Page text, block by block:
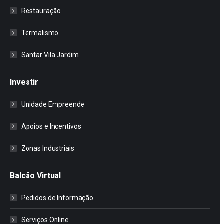
Restauração
Termalismo
Santar Vila Jardim
Investir
Unidade Empreende
Apoios e Incentivos
Zonas Industriais
Balcão Virtual
Pedidos de Informação
Serviços Online